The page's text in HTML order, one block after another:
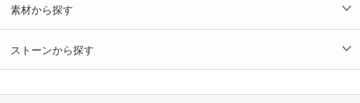
素材から探す
ストーンから探す